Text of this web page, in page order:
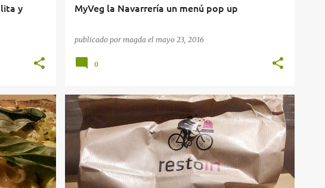
y
MyVeg la Navarrería un menú pop up
publicado por magda el mayo 23, 2016
0
COMIDA PARA LLEVAR RESTAURANTES
+
RESTAURANTES EN MADRID